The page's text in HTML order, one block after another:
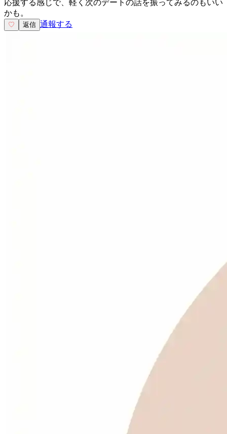
応援する感じで、軽く次のデートの話を振ってみるのもいい
かも。
♡ 返信 通報する